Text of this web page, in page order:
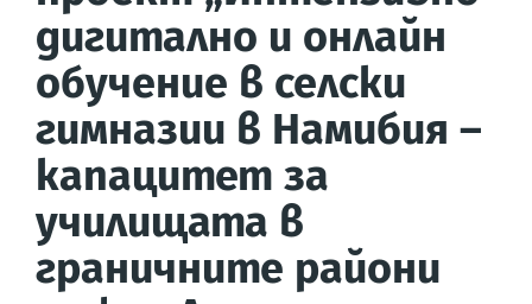
дигитално и онлайн
обучение в селски
гимназии в Намибия –
капацитет за
училищата в
граничните райони